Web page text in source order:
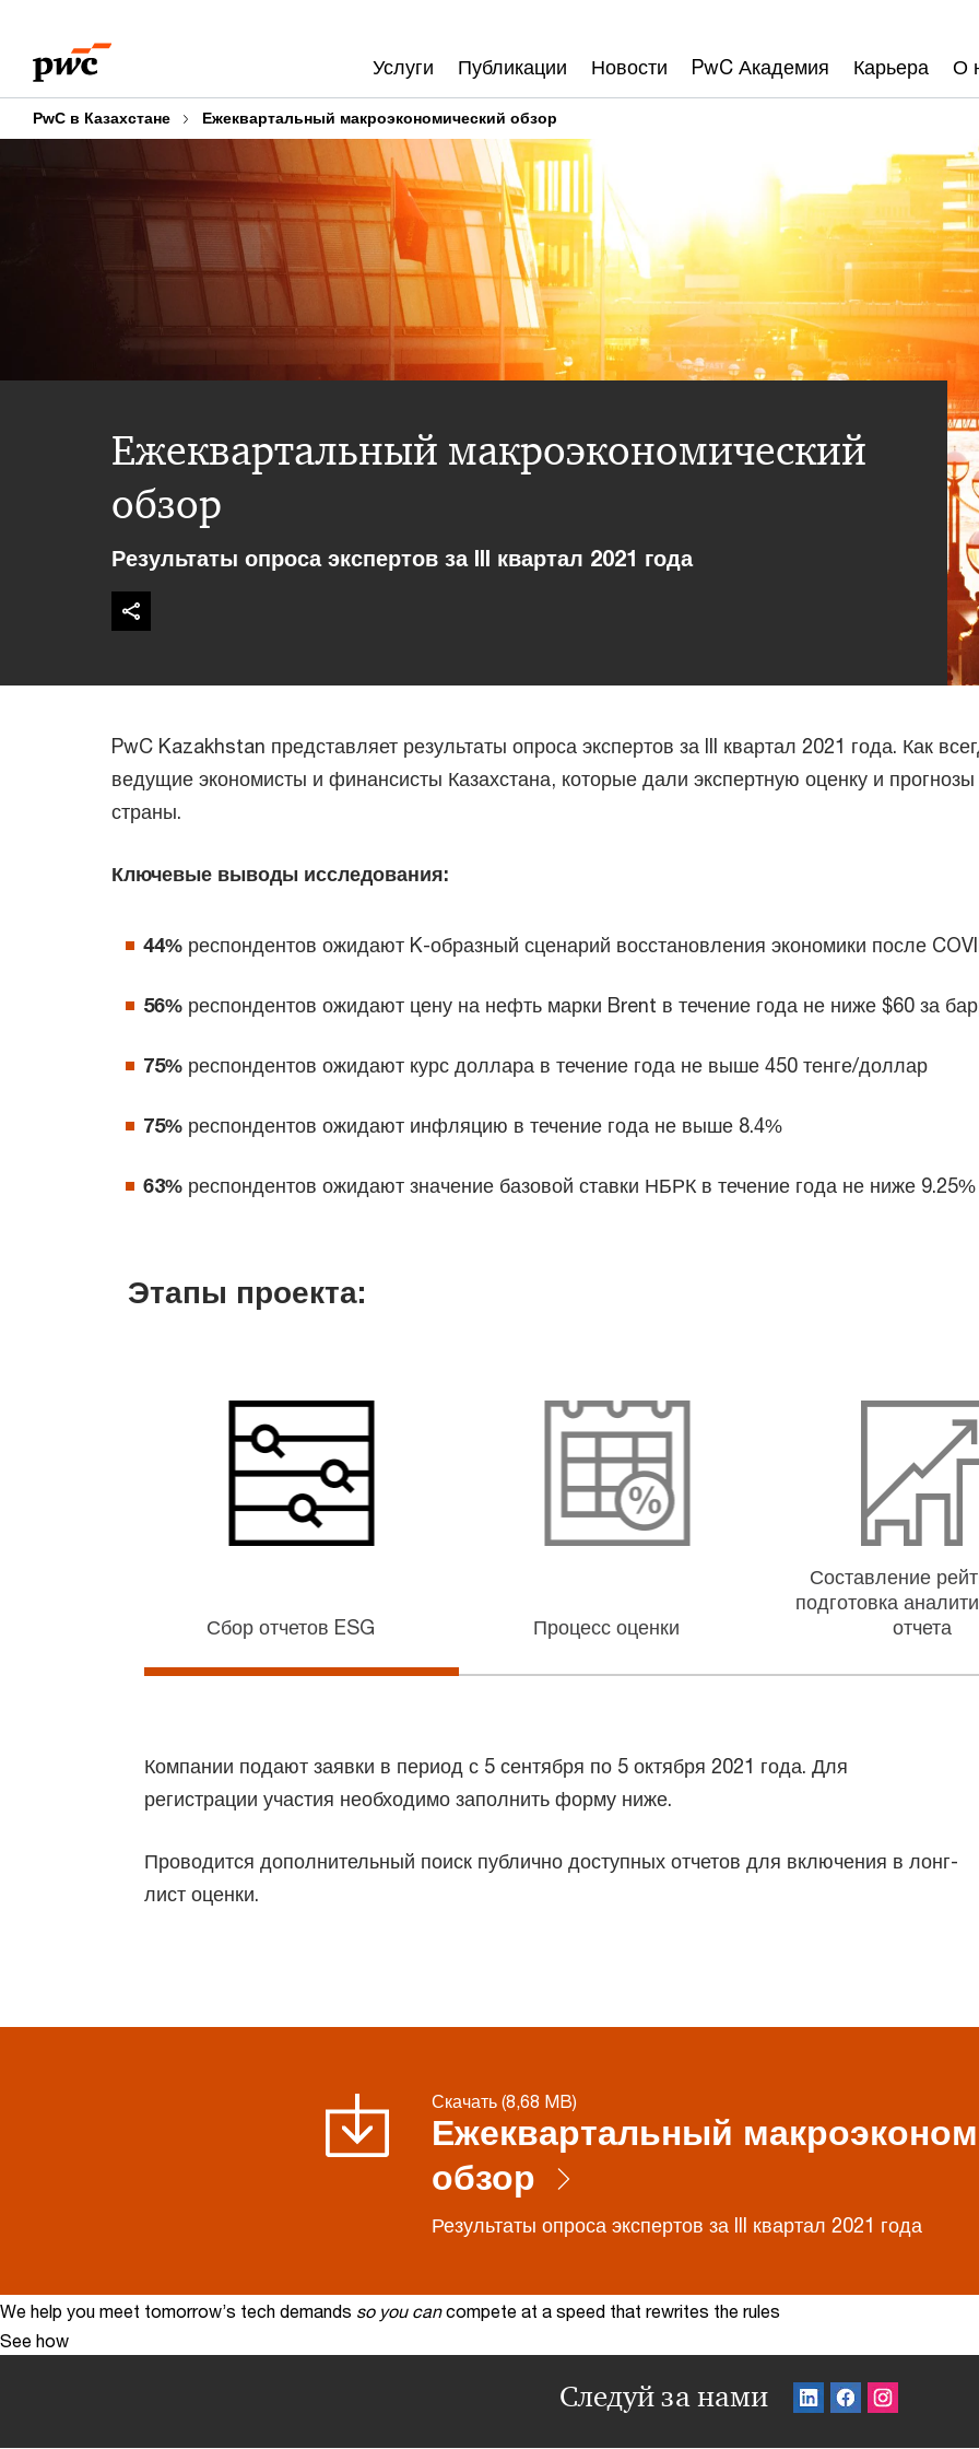
content
footer
Услуги Публикации Новости PwC Академия Карьера О
PwC в Казахстане Ежеквартальный макроэкономический обзор
Ежеквартальный макроэкономический
обзор
Результаты опроса экспертов за III квартал 2021 года
PwC Kazakhstan представляет результаты опроса экспертов за III квартал 2021 года. Как
ведущие экономисты и финансисты Казахстана, которые дали экспертную оценку и прогнозы
страны.
Ключевые выводы исследования:
44% респондентов ожидают K-образный сценарий восстановления экономики после
56% респондентов ожидают цену на нефть марки Brent в течение года не ниже $60 за
75% респондентов ожидают курс доллара в течение года не выше 450 тенге/доллар
75% респондентов ожидают инфляцию в течение года не выше 8.4%
63% респондентов ожидают значение базовой ставки НБРК в течение года не ниже 9.25%
Этапы проекта:
Сбор отчетов ESG Процесс оценки
Составление
подготовка
отчета
Компании подают заявки в период с 5 сентября по 5 октября 2021 года. Для
регистрации участия необходимо заполнить форму ниже.
Проводится дополнительный поиск публично доступных отчетов для включения в лонг-
лист оценки.
Скачать (8,68 MB)
Ежеквартальный
обзор
Результаты опроса экспертов за III квартал 2021 года
We help you meet tomorrow’s tech demands so you can compete at a speed that rewrites the rules
See how
Следуй за нами